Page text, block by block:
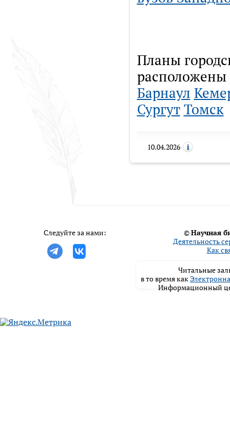
Планы
расположены
Барнаул
Сургут Томск
10.04.2026
Следуйте за нами: ©Научная
Деятельность
Как
Читальные
в то время как
Информационный